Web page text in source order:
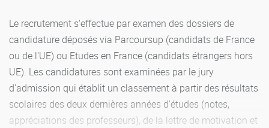
Le recrutement s'effectue par examen des dossiers de
candidature déposés via Parcoursup (candidats de France
ou de l'UE) ou Etudes en France (candidats étrangers hors
UE). Les candidatures sont examinées par le jury
d'admission qui établit un classement à partir des résultats
scolaires des deux dernières années d'études (notes,
appréciations des professeurs), de la lettre de motivation et